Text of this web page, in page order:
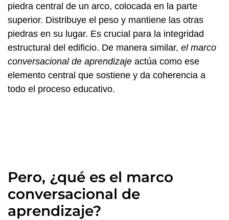
piedra central de un arco, colocada en la parte
superior. Distribuye el peso y mantiene las otras
piedras en su lugar. Es crucial para la integridad
estructural del edificio. De manera similar, el marco
conversacional de aprendizaje actúa como ese
elemento central que sostiene y da coherencia a
todo el proceso educativo.
Pero, ¿qué es el marco
conversacional de
aprendizaje?